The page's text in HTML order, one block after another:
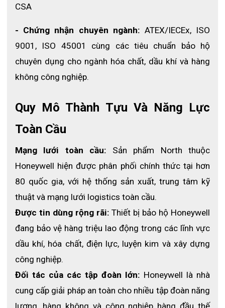
N75001L, N75002L, N75004L,…)
thống PAPR
- Tiêu chuẩn chất lượng: NIOSH 42 CFR 84
Thông số mặt nạ phòng độc nửa mặt Honeywell North
CSA
- Chứng nhận chuyên ngành: ATEX/IECEx, ISO
9001, ISO 45001 cùng các tiêu chuẩn bảo hộ
chuyên dụng cho ngành hóa chất, dầu khí và hàng
không công nghiệp.
Quy Mô Thành Tựu Và Năng Lực
Toàn Cầu
Mạng lưới toàn cầu: Sản phẩm North thuộc
Honeywell hiện được phân phối chính thức tại hơn
80 quốc gia, với hệ thống sản xuất, trung tâm kỹ
thuật và mạng lưới logistics toàn cầu.
Được tin dùng rộng rãi: Thiết bị bảo hộ Honeywell
đang bảo vệ hàng triệu lao động trong các lĩnh vực
dầu khí, hóa chất, điện lực, luyện kim và xây dựng
công nghiệp.
Đối tác của các tập đoàn lớn: Honeywell là nhà
cung cấp giải pháp an toàn cho nhiều tập đoàn năng
lượng, hàng không và công nghiệp hàng đầu thế